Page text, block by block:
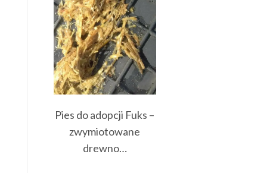
Pies do adopcji Fuks –
zwymiotowane
drewno…